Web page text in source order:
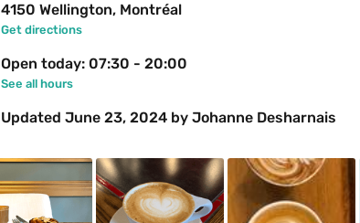
4150 Wellington, Montréal
Get directions
Open today: 07:30 - 20:00
See all hours
Updated June 23, 2024 by Johanne Desharnais